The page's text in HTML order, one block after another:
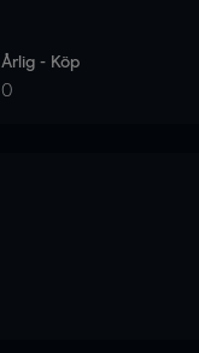
Årlig - Köp
0